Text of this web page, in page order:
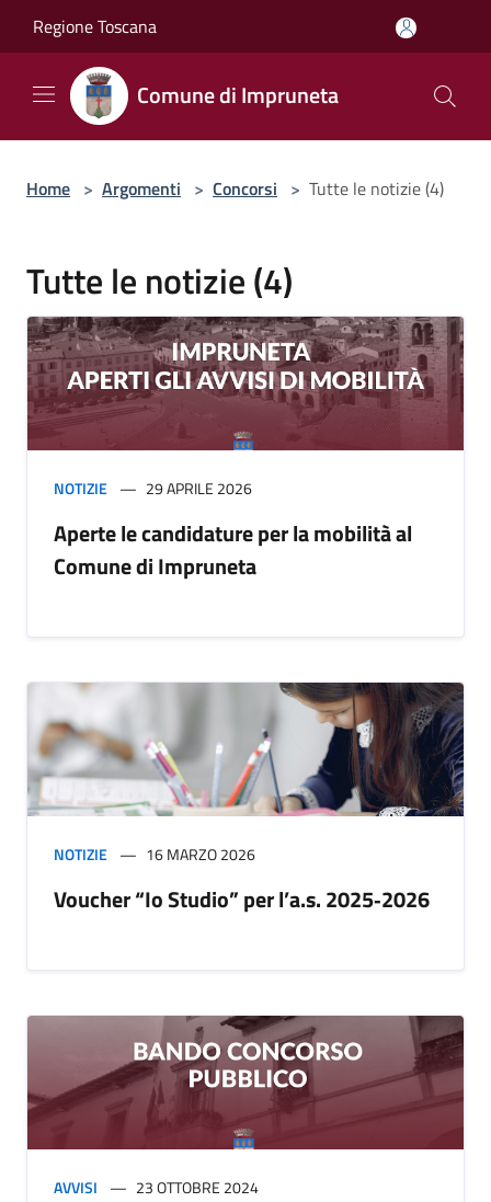
Regione Toscana
Comune di Impruneta
Home > Argomenti > Concorsi > Tutte le notizie (4)
Tutte le notizie (4)
NOTIZIE 29 APRILE 2026
Aperte le candidature per la mobilità al
Comune di Impruneta
NOTIZIE 16 MARZO 2026
Voucher “Io Studio” per l’a.s. 2025‑2026
AVVISI 23 OTTOBRE 2024